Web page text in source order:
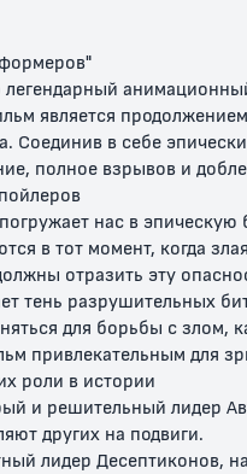
является
Соединив в себе
полное взрывов и
нас в
в тот момент, когда
отразить эту
тень разрушительных
для борьбы с злом,
привлекательным для
роли в истории
и решительный лидер
других на подвиги.
лидер Десептиконов,